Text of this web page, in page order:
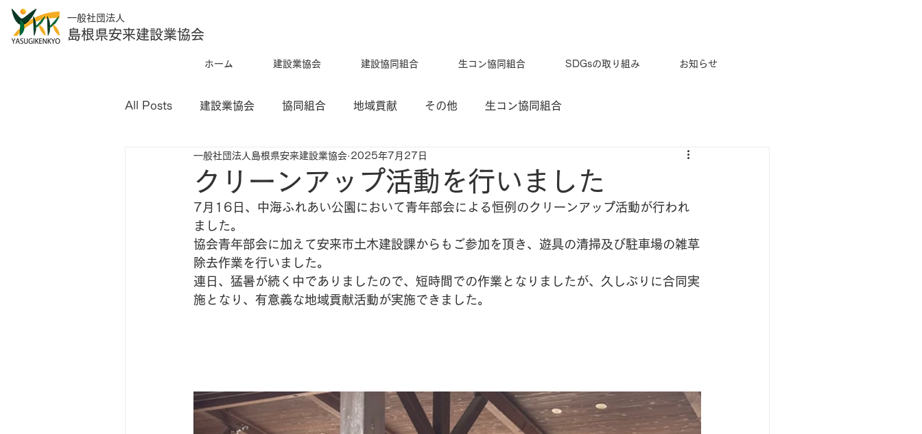
一般社団法人
島根県安来建設業協会
ホーム 建設業協会 建設協同組合 生コン協同組合 SDGsの取り組み お知らせ
All Posts 建設業協会 協同組合 地域貢献 その他 生コン協同組合
クリーンアップ活動を行いました
一般社団法人島根県安来建設業協会 2025年7月27日
7月16日、中海ふれあい公園において青年部会による恒例のクリーンアップ活動が行われ
ました。
協会青年部会に加えて安来市土木建設課からもご参加を頂き、遊具の清掃及び駐車場の雑草
除去作業を行いました。
連日、猛暑が続く中でありましたので、短時間での作業となりましたが、久しぶりに合同実
施となり、有意義な地域貢献活動が実施できました。